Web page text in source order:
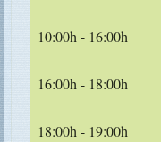
10:00h - 16:00h
16:00h - 18:00h
18:00h - 19:00h